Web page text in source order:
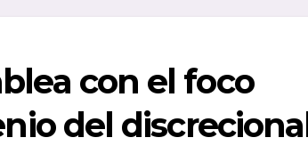
con el foco
del